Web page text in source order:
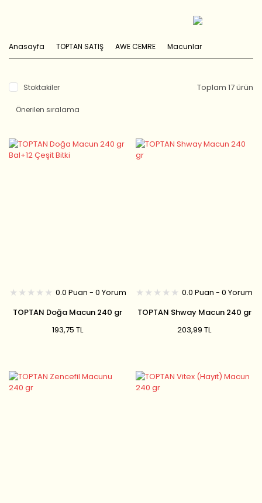
Anasayfa TOPTAN SATIŞ AWE CEMRE Macunlar
Stoktakiler Toplam 17 ürün
0.0 Puan - 0 Yorum
TOPTAN Doğa Macun 240 gr
193,75 TL
0.0 Puan - 0 Yorum
TOPTAN Shway Macun 240 gr
203,99 TL